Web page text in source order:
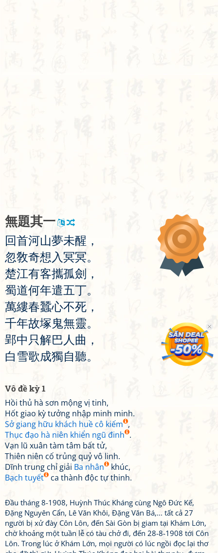
無題其一
回首河山夢未醒 ，
忽敎奇想 入冥冥。
楚江有客攜孤劍 ，
蜀道何年遣五丁。
萬縷春蠶心不死 ，
千年故塚鬼無靈。
郢中 只解巴 人 曲 ，
白 雪歌成獨自聽。
Vô đề kỳ 1
Hồi thủ hà sơn mộng vị tinh,
Hốt giao kỳ tưởng nhập minh minh.
Sở giang hữu khách huề cô kiếm ,
Thục đạo hà niên khiển ngũ đinh .
Vạn lũ xuân tàm tâm bất tử,
Thiên niên cố trủng quỷ vô linh.
Dĩnh trung chỉ giải Ba nhân
khúc,
Bạch tuyết
ca thành độc tự thinh.
Đầu tháng 8-1908, Huỳnh Thúc Kháng cùng Ngô Đức Kế,
Đặng Nguyên Cẩn, Lê Văn Khôi, Đặng Văn Bá,... tất cả 27
người bị xử đày Côn Lôn, đến Sài Gòn bị giam tại Khám Lớn,
chờ khoảng một tuần lễ có tàu chở đi, đến 28-8-1908 tới Côn
Lôn. Trong lúc ở Khám Lớn, mọi người có lúc ngồi đọc lại thơ